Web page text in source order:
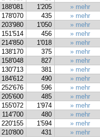
188'081 1'205 » mehr
178'070 435 » mehr
203'980 1'050 » mehr
151'514 456 » mehr
214'850 1'018 » mehr
138'170 375 » mehr
158'048 827 » mehr
130'713 381 » mehr
184'612 490 » mehr
252'676 596 » mehr
205'600 485 » mehr
155'072 1'974 » mehr
114'700 480 » mehr
220'155 1'594 » mehr
210'800 431 » mehr